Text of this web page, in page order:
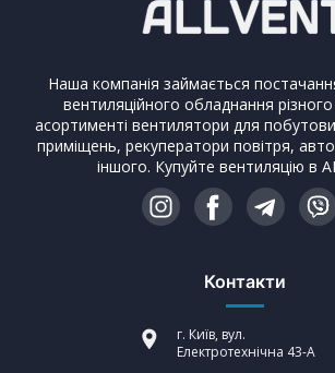
Наша компанія займається
вентиляційного обладнання
асортименті вентилятори для
приміщень, рекуператори повітря,
іншого. Купуйте вентиляцію в
Контакти
г. Київ, вул.
Електротехнічна 43-А